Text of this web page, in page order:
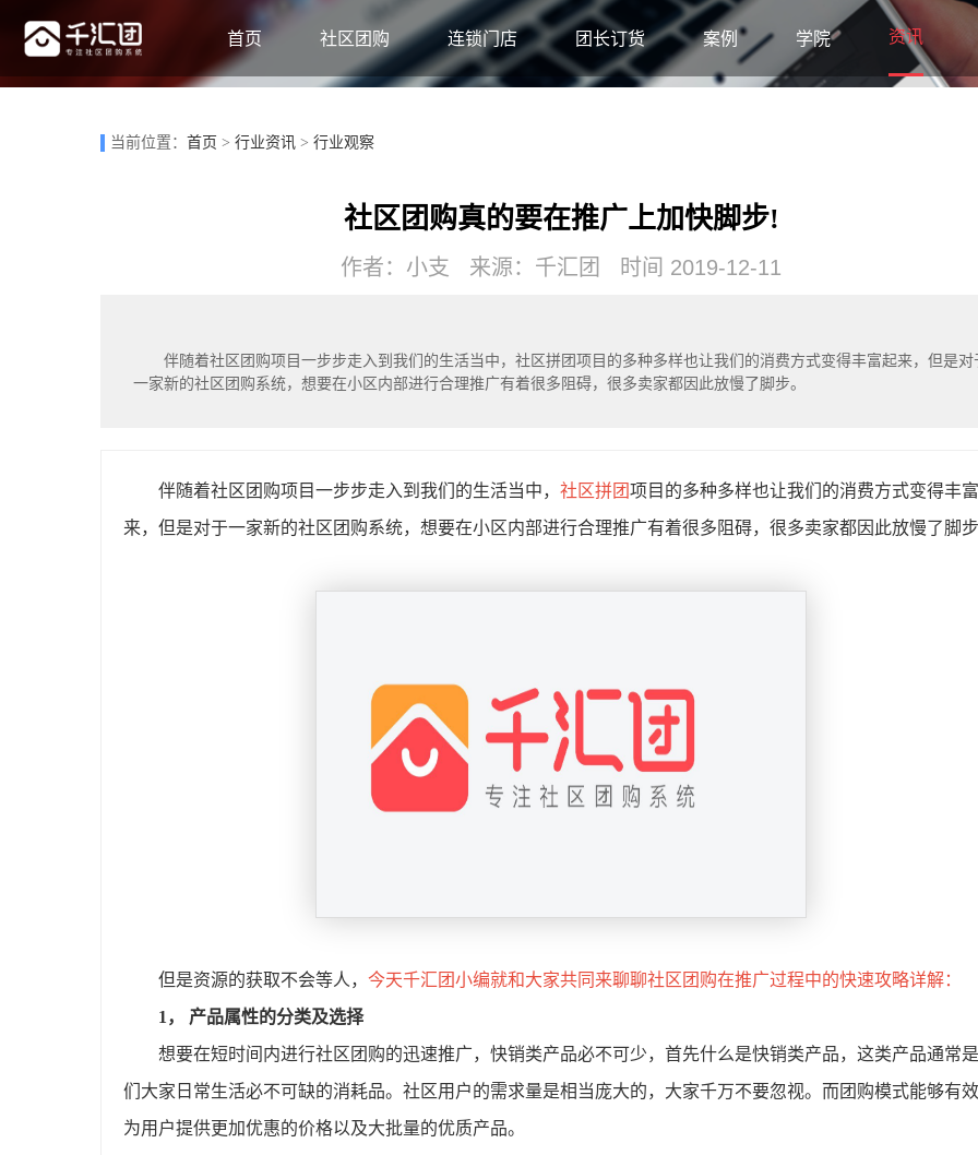
首页 社区团购 连锁门店 团长订货 案例 学院 资讯
当前位置： 首页 > 行业资讯> 行业观察
社区团购真的要在推广上加快脚步!
作者：小支 来源：千汇团 时间 2019-12-11
伴随着社区团购项目一步步走入到我们的生活当中，社区拼团项目的多种多样也让我们的消费方式变得丰富起来，但是对
一家新的社区团购系统，想要在小区内部进行合理推广有着很多阻碍，很多卖家都因此放慢了脚步。
伴随着社区团购项目一步步走入到我们的生活当中， 社区拼团项目的多种多样也让我们的消费方式变得丰
来，但是对于一家新的社区团购系统，想要在小区内部进行合理推广有着很多阻碍，很多卖家都因此放慢了脚步
但是资源的获取不会等人， 今天千汇团小编就和大家共同来聊聊社区团购在推广过程中的快速攻略详解：
1， 产品属性的分类及选择
想要在短时间内进行社区团购的迅速推广，快销类产品必不可少，首先什么是快销类产品，这类产品通常
们大家日常生活必不可缺的消耗品。社区用户的需求量是相当庞大的，大家千万不要忽视。而团购模式能够有
为用户提供更加优惠的价格以及大批量的优质产品。